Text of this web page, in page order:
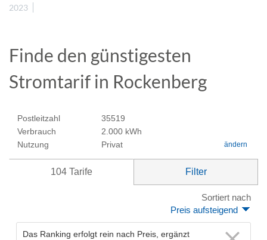
2023
Finde den günstigesten
Stromtarif in Rockenberg